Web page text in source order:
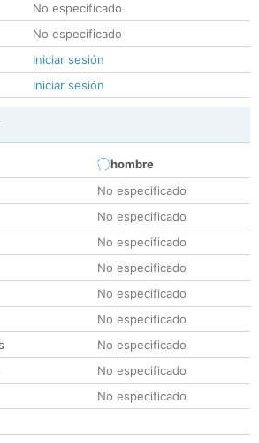
No especificado
No especificado
Iniciar sesión
Iniciar sesión
hombre
No especificado
No especificado
No especificado
No especificado
No especificado
No especificado
No especificado
No especificado
No especificado